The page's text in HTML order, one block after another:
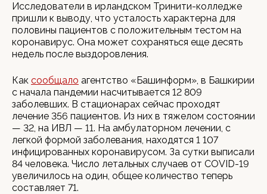
Исследователи в ирландском Тринити-колледже
пришли к выводу, что усталость характерна для
половины пациентов с положительным тестом на
коронавирус. Она может сохраняться еще десять
недель после выздоровления.
Как сообщало агентство «Башинформ», в Башкирии
с начала пандемии насчитывается 12 809
заболевших. В стационарах сейчас проходят
лечение 356 пациентов. Из них в тяжелом состоянии
— 32, на ИВЛ — 11. На амбулаторном лечении, с
легкой формой заболевания, находятся 1 107
инфицированных коронавирусом. За сутки выписали
84 человека. Число летальных случаев от COVID-19
увеличилось на один, общее количество теперь
составляет 71.